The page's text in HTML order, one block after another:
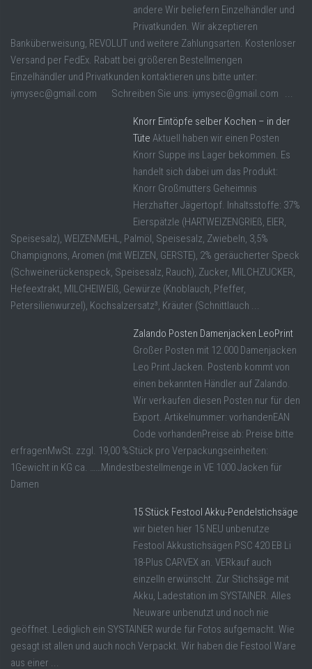
andere Wir beliefern Einzelhändler und
Privatkunden. Wir akzeptieren
Banküberweisung, REVOLUT und weitere Zahlungsarten. Kostenloser
Versand per FedEx. Rabatt bei größeren Bestellmengen
Einzelhändler und Privatkunden kontaktieren uns bitte unter:
iymysec@gmail.com Schreiben Sie uns: iymysec@gmail.com ...
Knorr Eintöpfe selber Kochen – in der
Tüte Aktuell haben wir einen Posten
Knorr Suppe ins Lager bekommen. Es
handelt sich dabei um das Produkt:
Knorr Großmutters Geheimnis
Herzhafter Jägertopf. Inhaltsstoffe: 37%
Eierspätzle (HARTWEIZENGRIEß, EIER,
Speisesalz), WEIZENMEHL, Palmöl, Speisesalz, Zwiebeln, 3,5%
Champignons, Aromen (mit WEIZEN, GERSTE), 2% geräucherter Speck
(Schweinerückenspeck, Speisesalz, Rauch), Zucker, MILCHZUCKER,
Hefeextrakt, MILCHEIWEIß, Gewürze (Knoblauch, Pfeffer,
Petersilienwurzel), Kochsalzersatz³, Kräuter (Schnittlauch ...
Zalando Posten Damenjacken LeoPrint
Großer Posten mit 12.000 Damenjacken
Leo Print Jacken. Postenb kommt von
einen bekannten Händler auf Zalando.
Wir verkaufen diesen Posten nur für den
Export. Artikelnummer: vorhandenEAN
Code vorhandenPreise ab: Preise bitte
erfragenMwSt. zzgl. 19,00 %Stück pro Verpackungseinheiten:
1Gewicht in KG ca. ……Mindestbestellmenge in VE 1000 Jacken für
Damen
15 Stück Festool Akku-Pendelstichsäge
wir bieten hier 15 NEU unbenutze
Festool Akkustichsägen PSC 420 EB Li
18-Plus CARVEX an. VERkauf auch
einzelln erwünscht. Zur Stichsäge mit
Akku, Ladestation im SYSTAINER. Alles
Neuware unbenutzt und noch nie
geöffnet. Lediglich ein SYSTAINER wurde für Fotos aufgemacht. Wie
gesagt ist allen und auch noch Verpackt. Wir haben die Festool Ware
aus einer ...